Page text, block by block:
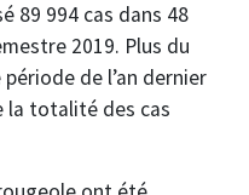
89 994 cas dans 48
2019. Plus du
de l’an dernier
la totalité des cas